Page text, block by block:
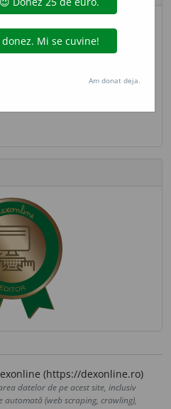
(https://dexonline.ro)
datelor de pe acest site, inclusiv
automată (web scraping, crawling),
Am donat deja.